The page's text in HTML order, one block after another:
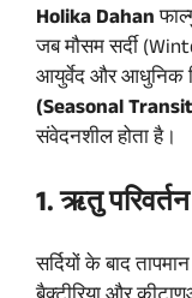
Holika Dahan
जब मौसम सर्दी
आयुर्वेद और आधुनिक
(Seasonal
संवेदनशील होता है।
1. ऋतु
सर्दियों के बाद